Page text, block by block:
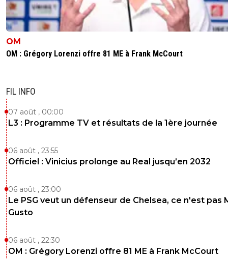
OM
OM : Grégory Lorenzi offre 81 ME à Frank McCourt
FIL INFO
07 août , 00:00
L3 : Programme TV et résultats de la 1ère journée
06 août , 23:55
Officiel : Vinicius prolonge au Real jusqu’en 2032
06 août , 23:00
Le PSG veut un défenseur de Chelsea, ce n'est pas
Gusto
06 août , 22:30
OM : Grégory Lorenzi offre 81 ME à Frank McCourt